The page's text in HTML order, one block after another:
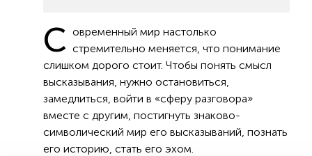
С овременный мир настолько
стремительно меняется, что понимание
слишком дорого стоит. Чтобы понять смысл
высказывания, нужно остановиться,
замедлиться, войти в «сферу разговора»
вместе с другим, постигнуть знаково-
символический мир его высказываний, познать
его историю, стать его эхом.